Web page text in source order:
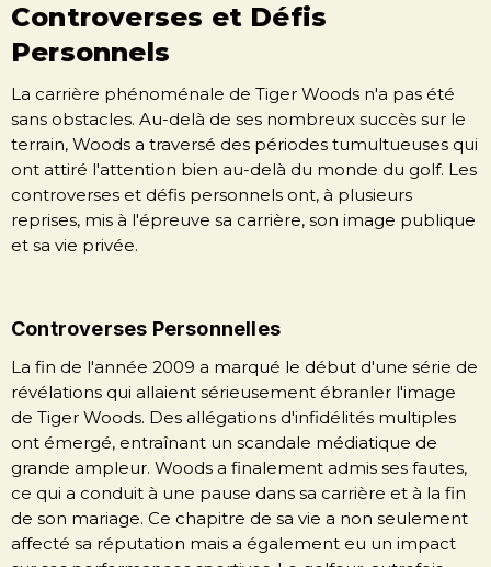
Controverses et Défis
Personnels
La carrière phénoménale de Tiger Woods n'a pas été
sans obstacles. Au-delà de ses nombreux succès sur le
terrain, Woods a traversé des périodes tumultueuses qui
ont attiré l'attention bien au-delà du monde du golf. Les
controverses et défis personnels ont, à plusieurs
reprises, mis à l'épreuve sa carrière, son image publique
et sa vie privée.
Controverses Personnelles
La fin de l'année 2009 a marqué le début d'une série de
révélations qui allaient sérieusement ébranler l'image
de Tiger Woods. Des allégations d'infidélités multiples
ont émergé, entraînant un scandale médiatique de
grande ampleur. Woods a finalement admis ses fautes,
ce qui a conduit à une pause dans sa carrière et à la fin
de son mariage. Ce chapitre de sa vie a non seulement
affecté sa réputation mais a également eu un impact